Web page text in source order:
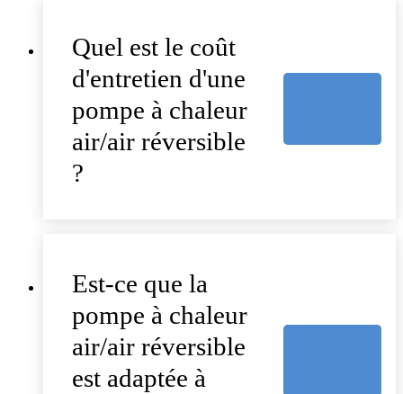
Quel est le coût
d'entretien d'une
pompe à chaleur
air/air réversible
?
Est-ce que la
pompe à chaleur
air/air réversible
est adaptée à